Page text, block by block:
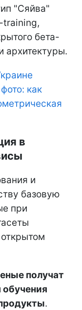
"Сяйва"
training,
бета-
архитектуры.
как
в
и
базовую
при
получат
обучения
.